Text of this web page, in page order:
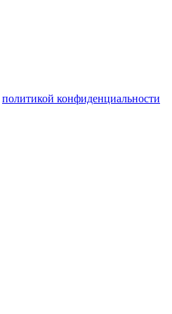
политикой конфиденциальности